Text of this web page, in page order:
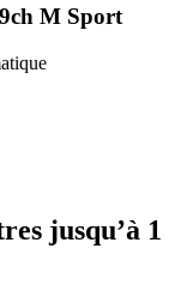
M Sport
jusqu’à 1